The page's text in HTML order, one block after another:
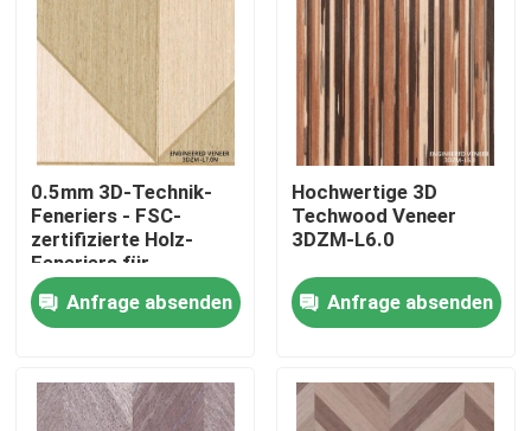
Zu Hause
Produkte
0.5mm 3D-Technik-
Feneriers - FSC-
zertifizierte Holz-
Feneriers für
Innentüren 3DZM-
L7.0NAnfrage absenden
Hochwertige 3D
Techwood Veneer
3DZM-L6.0
Anfrage absenden